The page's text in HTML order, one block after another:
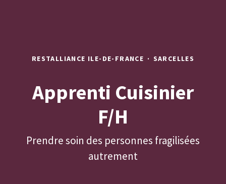
RESTALLIANCE ILE-DE-FRANCE · SARCELLES
Apprenti Cuisinier
F/H
Prendre soin des personnes fragilisées
autrement